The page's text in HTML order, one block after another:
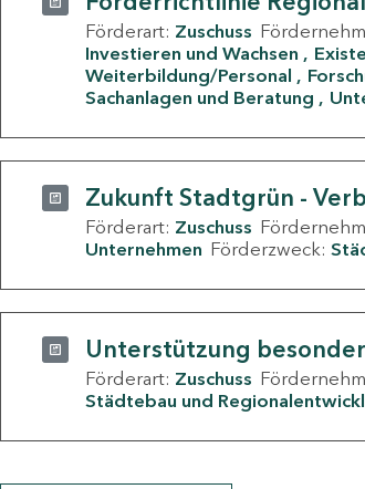
Förderart: Zuschuss
Investieren und Wachsen
Weiterbildung/Personal
Sachanlagen und Beratung
Zukunft Stadtgrün -
Förderart: Zuschuss
Unternehmen Förderzweck:
Unterstützung
Förderart: Zuschuss
Städtebau und